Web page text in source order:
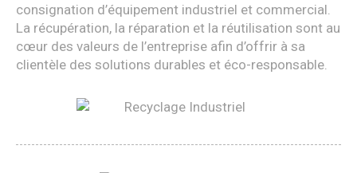
consignation d’équipement industriel et commercial.
La récupération, la réparation et la réutilisation sont au
cœur des valeurs de l’entreprise afin d’offrir à sa
clientèle des solutions durables et éco-responsable.